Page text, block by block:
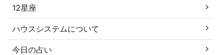
12星座
ハウスシステムについて
今日の占い